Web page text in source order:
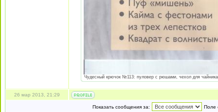
Чудесный крючок №113: пуловер с рюшами, чехол для
26 мар 2013, 21:29
Показать сообщения за: Поле